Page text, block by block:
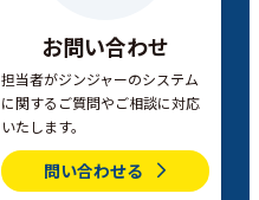
お問い合わせ
担当者がジンジャーのシステム
に関するご質問やご相談に対応
いたします。
問い合わせる